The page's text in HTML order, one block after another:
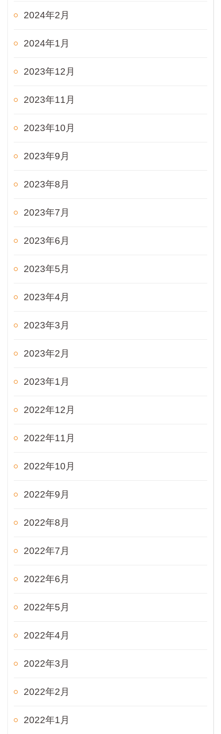
2024年2月
2024年1月
2023年12月
2023年11月
2023年10月
2023年9月
2023年8月
2023年7月
2023年6月
2023年5月
2023年4月
2023年3月
2023年2月
2023年1月
2022年12月
2022年11月
2022年10月
2022年9月
2022年8月
2022年7月
2022年6月
2022年5月
2022年4月
2022年3月
2022年2月
2022年1月